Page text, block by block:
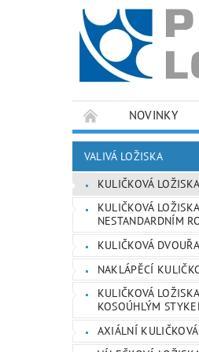
NOVINKY
PODMÍNKY
VALIVÁ LOŽISKA
KULIČKOVÁ LOŽISKA
KULIČKOVÁ
NESTANDARDNÍM
KULIČKOVÁ
NAKLÁPĚCÍ
KULIČKOVÁ
KOSOÚHLÝM
AXIÁLNÍ